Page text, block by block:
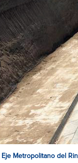
Metropolitano del